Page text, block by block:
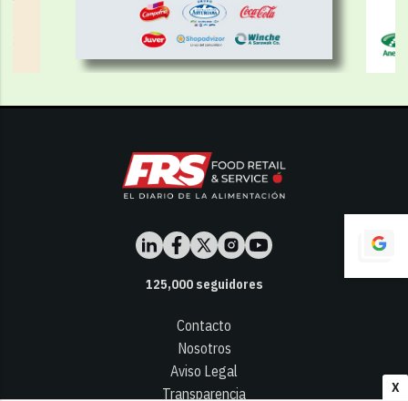
X
125,000seguidores
Contacto
Nosotros
Aviso Legal
Transparencia